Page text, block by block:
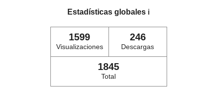
Estadísticas globales ℹ️
1599
Visualizaciones
246
Descargas
1845
Total